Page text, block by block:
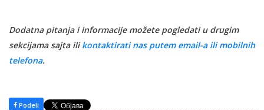
Dodatna pitanja i informacije možete pogledati u drugim
sekcijama sajta ilikontaktirati nas putem email-a ili mobilnih
telefona.
Podeli